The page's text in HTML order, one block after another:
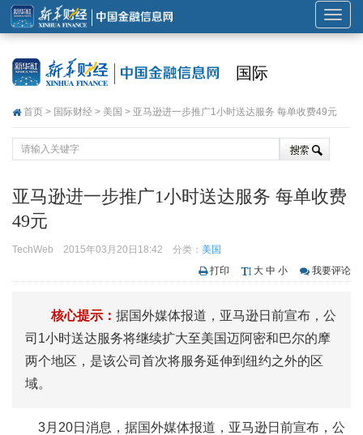
展
开
导
国际
首页 > 国际财经 > 美国 > 亚马逊进一步推广1小时送达服务 每单收费49元
亚马逊进一步推广1小时送达服务 每单收费
49元
TechWeb 2015年03月20日18:42 分类： 美国
打印
大 中 小 我要评论
核心提示： 据国外媒体报道，亚马逊日前宣布，公
司1小时送达服务将继续扩大至美国迈阿密和巴尔的摩
两个地区，是该公司首次将服务延伸到纽约之外的区
域。
3月20日消息，据国外媒体报道，亚马逊日前宣布，公